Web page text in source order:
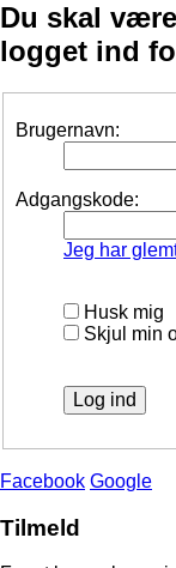
Du skal
logget ind
Brugernavn:
Adgangskode:
Jeg har
Husk mig
Skjul min
Facebook Google
Tilmeld